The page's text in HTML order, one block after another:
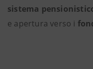
sistema
e apertura verso i